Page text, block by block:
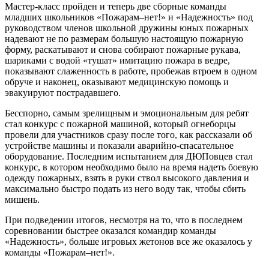
Мастер-класс пройден и теперь две сборные команды
младших школьников «Пожарам–нет!» и «Надежность» под
руководством членов школьной дружины юных пожарных
надевают не по размерам большую настоящую пожарную
форму, раскатывают и снова собирают пожарные рукава,
шариками с водой «тушат» имитацию пожара в ведре,
показывают слаженность в работе, пробежав втроем в одном
обруче и наконец, оказывают медицинскую помощь и
эвакуируют пострадавшего.
Бесспорно, самым зрелищным и эмоциональным для ребят
стал конкурс с пожарной машиной, который огнеборцы
провели для участников сразу после того, как рассказали об
устройстве машины и показали аварийно-спасательное
оборудование. Последним испытанием для ДЮПовцев стал
конкурс, в котором необходимо было на время надеть боевую
одежду пожарных, взять в руки ствол высокого давления и
максимально быстро подать из него воду так, чтобы сбить
мишень.
При подведении итогов, несмотря на то, что в последнем
соревновании быстрее оказался командир команды
«Надежность», больше игровых жетонов все же оказалось у
команды «Пожарам–нет!».